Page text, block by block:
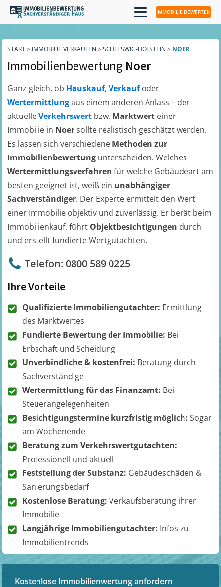
IMMOBILIE BEWERTEN
START> IMMOBILIE VERKAUFEN > SCHLESWIG-HOLSTEIN > NOER
Immobilienbewertung Noer
Ganz gleich, ob Hauskauf, Verkaufoder
Wertermittlungaus einem anderen Anlass – der
aktuelleVerkehrswert bzw. Marktwert einer
Immobilie in Noersollte realistisch geschätzt werden.
Es lassen sich verschiedene Methoden zur
Immobilienbewertung unterscheiden. Welches
Wertermittlungsverfahren für welche Gebäudeart am
besten geeignet ist, weiß ein unabhängiger
Sachverständiger. Der Experte ermittelt den Wert
einer Immobilie objektiv und zuverlässig. Er berät beim
Immobilienkauf, führt Objektbesichtigungen durch
und erstellt fundierte Wertgutachten.
Telefon: 0800 589 0225
Ihre Vorteile
Qualifizierte Immobiliengutachter: Ermittlung
des Marktwertes
Fundierte Bewertung der Immobilie: Bei
Erbschaft und Scheidung
Unverbindliche & kostenfrei: Beratung durch
Sachverständige
Wertermittlung für das Finanzamt: Bei
Steuerangelegenheiten
Besichtigungstermine kurzfristig möglich: Sogar
am Wochenende
Beratung zum Verkehrswertgutachten:
Professionell und aktuell
Feststellung der Substanz: Gebäudeschäden &
Sanierungsbedarf
Kostenlose Beratung: Verkaufsberatung ihrer
Immobilie
Langjährige Immobiliengutachter: Infos zu
Immobilientrends
Kostenlose Immobilienwertung anfordern